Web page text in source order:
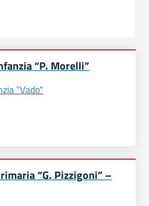
“P. Morelli”
"Vado"
“G. Pizzigoni” –